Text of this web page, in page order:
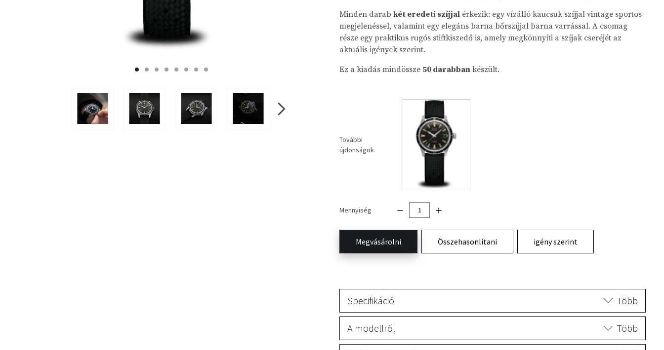
Minden darab két eredeti szíjjal érkezik: egy vízálló kaucsuk szíjjal vintage sportos
megjelenéssel, valamint egy elegáns barna bőrszíjjal barna varrással. A csomag
része egy praktikus rugós stiftkiszedő is, amely megkönnyíti a szíjak cseréjét az
aktuális igények szerint.
Ez a kiadás mindössze 50 darabban készült.
További
újdonságok
Mennyiség
Megvásárolni Összehasonlítani igény szerint
Specifikáció Több
A modellről Több